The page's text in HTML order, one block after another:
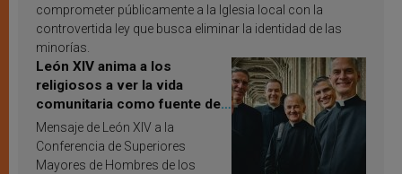
comprometer públicamente a la Iglesia local con la
controvertida ley que busca eliminar la identidad de las
minorías.
León XIV anima a los
religiosos a ver la vida
comunitaria como fuente de
inspiración y santificación
Mensaje de León XIV a la
Conferencia de Superiores
Mayores de Hombres de los